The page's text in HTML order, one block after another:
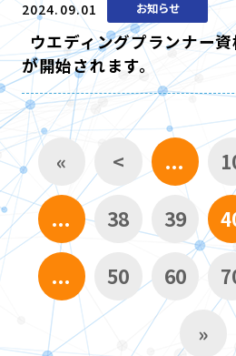
2024.09.01 お知らせ
ウエディングプランナー
が開始されます。
« < ...
... 38 39
... 50 60
»